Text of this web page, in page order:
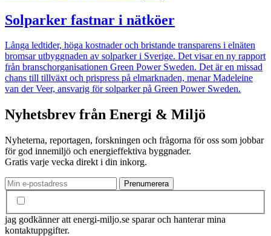
Solparker fastnar i nätköer
Långa ledtider, höga kostnader och bristande transparens i elnäten
bromsar utbyggnaden av solparker i Sverige. Det visar en ny rapport
från branschorganisationen Green Power Sweden. Det är en missad
chans till tillväxt och prispress på elmarknaden, menar Madeleine
van der Veer, ansvarig för solparker på Green Power Sweden.
Nyhetsbrev från Energi & Miljö
Nyheterna, reportagen, forskningen och frågorna för oss som jobbar
för god innemiljö och energieffektiva byggnader.
Gratis varje vecka direkt i din inkorg.
jag godkänner att energi-miljo.se sparar och hanterar mina
kontaktuppgifter.